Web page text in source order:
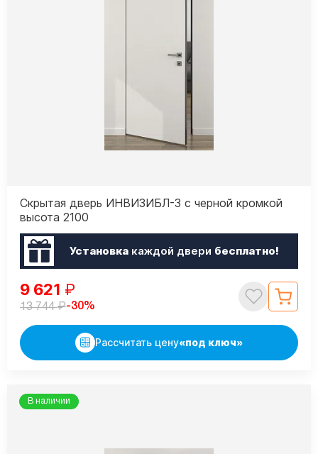
Скрытая дверь ИНВИЗИБЛ-3 с черной кромкой
высота 2100
Установкакаждой двери бесплатно!
9 621 ₽
13 744₽-30%
Рассчитать цену«под ключ»
В наличии